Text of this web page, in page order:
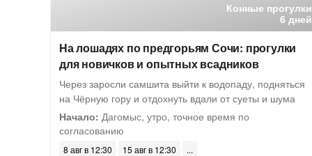
Конные прогулки
6 дней
На лошадях по предгорьям Сочи: прогулки
для новичков и опытных всадников
Через заросли самшита выйти к водопаду, подняться
на Чёрную гору и отдохнуть вдали от суеты и шума
Начало: Дагомыс, утро, точное время по
согласованию
8 авг в 12:30 15 авг в 12:30